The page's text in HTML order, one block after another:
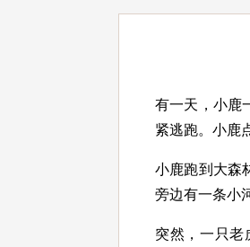
有一天，小鹿
紧逃跑。小鹿
小鹿跑到大森
旁边有一条小
突然，一只老